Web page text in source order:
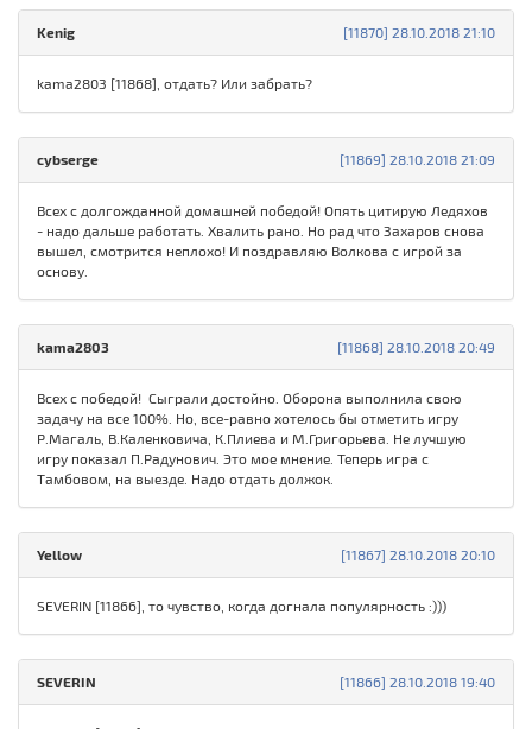
[11870] 28.10.2018 21:10
Kenig
kama2803 [11868], отдать? Или забрать?
[11869] 28.10.2018 21:09
cybserge
Всех с долгожданной домашней победой! Опять цитирую Ледяхов
- надо дальше работать. Хвалить рано. Но рад что Захаров снова
вышел, смотрится неплохо! И поздравляю Волкова с игрой за
основу.
[11868] 28.10.2018 20:49
kama2803
Всех с победой! Сыграли достойно. Оборона выполнила свою
задачу на все 100%. Но, все-равно хотелось бы отметить игру
Р.Магаль, В.Каленковича, К.Плиева и М.Григорьева. Не лучшую
игру показал П.Радунович. Это мое мнение. Теперь игра с
Тамбовом, на выезде. Надо отдать должок.
[11867] 28.10.2018 20:10
Yellow
SEVERIN [11866], то чувство, когда догнала популярность :)))
[11866] 28.10.2018 19:40
SEVERIN